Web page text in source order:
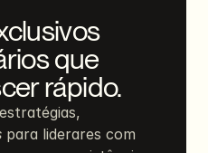
que
rápido.
para liderares com